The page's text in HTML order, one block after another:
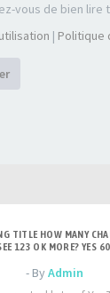
vous de bien lire
| Politique
TITLE HOW MANY
123 OK MORE? YES 60
- ByAdmin